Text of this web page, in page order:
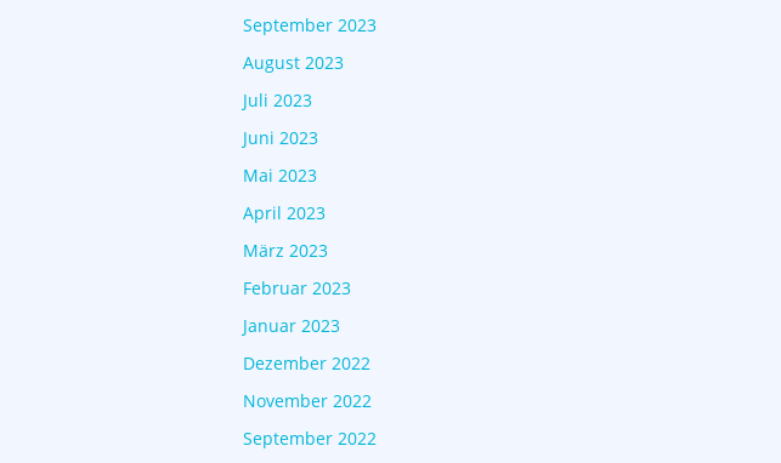
September 2023
August 2023
Juli 2023
Juni 2023
Mai 2023
April 2023
März 2023
Februar 2023
Januar 2023
Dezember 2022
November 2022
September 2022